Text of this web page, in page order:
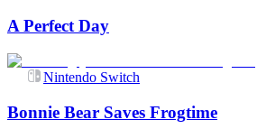
A Perfect Day
Nintendo Switch
Bonnie Bear Saves Frogtime